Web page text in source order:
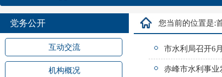
党务公开
互动交流
机构概况
您当前的位置是:
市水利局召开6
赤峰市水利事业